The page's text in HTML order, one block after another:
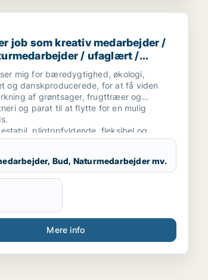
/ kreativ medarbejder /
job som kreativ medarbejder / bud /
job som kreativ medarbejder /
/ ufaglært /
mig for bæredygtighed, økologi,
og danskproducerede, for at få viden
af grøntsager, frugttræer og
og parat til at flytte for en mulig
pligtopfyldende, fleksibel og
er ikke bange for at give en hånd
Bud, Naturmedarbejder mv.
Mere info